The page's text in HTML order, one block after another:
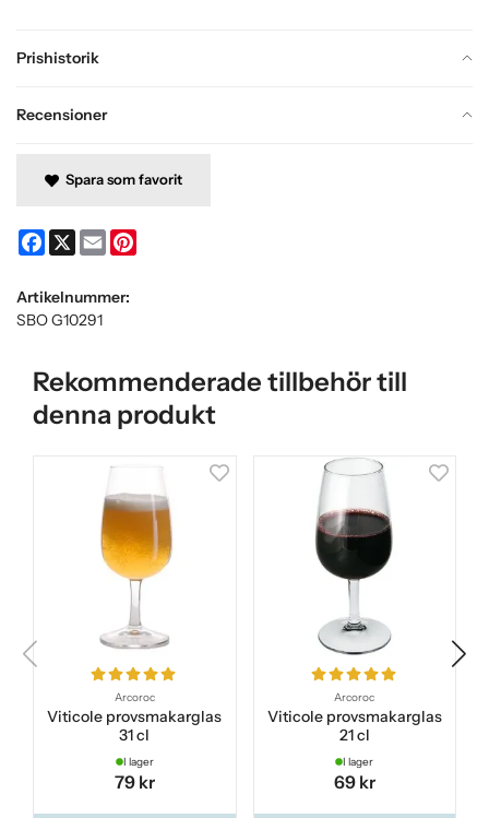
Prishistorik
Recensioner
Spara som favorit
Facebook
X Email
Artikelnummer:
SBO G10291
Rekommenderade tillbehör till
denna produkt
Arcoroc
Viticole provsmakarglas
31 cl
I lager
79 kr
Arcoroc
Viticole provsmakarglas
21 cl
I lager
69 kr